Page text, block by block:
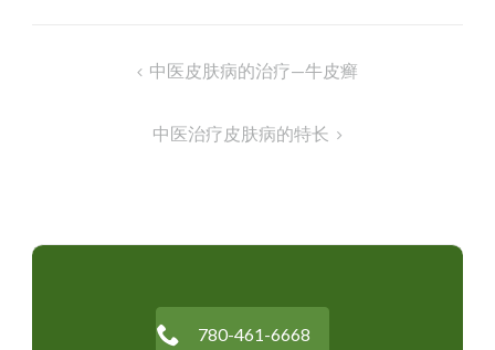
中医皮肤病的治疗—牛皮癣
中医治疗皮肤病的特长
780-461-6668